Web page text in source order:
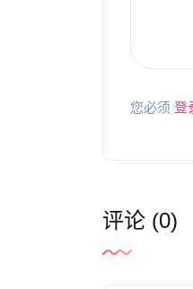
您必须 登
评论 (0)